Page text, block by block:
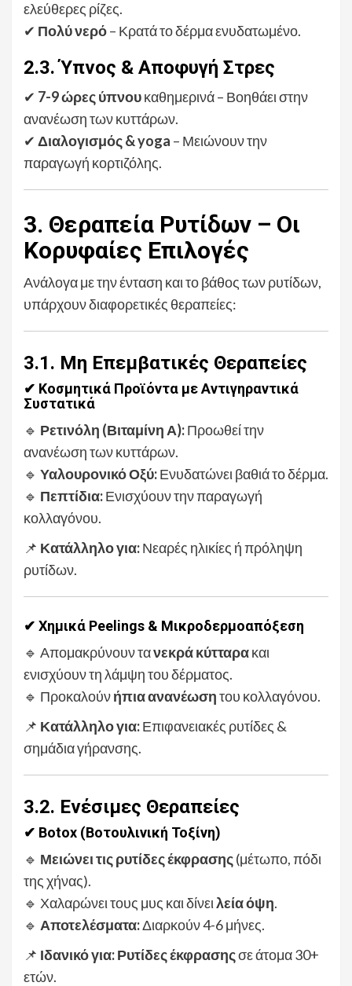
ελεύθερες ρίζες.
✔ Πολύ νερό– Κρατά το δέρμα ενυδατωμένο.
2.3. Ύπνος & Αποφυγή Στρες
✔ 7-9 ώρες ύπνουκαθημερινά – Βοηθάει στην
ανανέωση των κυττάρων.
✔ Διαλογισμός & yoga – Μειώνουν την
παραγωγή κορτιζόλης.
3. Θεραπεία Ρυτίδων – Οι
Κορυφαίες Επιλογές
Ανάλογα με την ένταση και το βάθος των ρυτίδων,
υπάρχουν διαφορετικές θεραπείες:
3.1. Μη Επεμβατικές Θεραπείες
✔ Κοσμητικά Προϊόντα με Αντιγηραντικά
Συστατικά
🔹 Ρετινόλη (Βιταμίνη Α):Προωθεί την
ανανέωση των κυττάρων.
🔹 Υαλουρονικό Οξύ:Ενυδατώνει βαθιά το δέρμα.
🔹 Πεπτίδια:Ενισχύουν την παραγωγή
κολλαγόνου.
📌 Κατάλληλο για:Νεαρές ηλικίες ή πρόληψη
ρυτίδων.
✔ Χημικά Peelings & Μικροδερμοαπόξεση
🔹 Απομακρύνουν τανεκρά κύτταρακαι
ενισχύουν τη λάμψη του δέρματος.
🔹 Προκαλούνήπια ανανέωσητου κολλαγόνου.
📌 Κατάλληλο για:Επιφανειακές ρυτίδες &
σημάδια γήρανσης.
3.2. Ενέσιμες Θεραπείες
✔ Botox (Βοτουλινική Τοξίνη)
🔹 Μειώνει τις ρυτίδες έκφρασης(μέτωπο, πόδι
της χήνας).
🔹 Χαλαρώνει τους μυς και δίνειλεία όψη.
🔹 Αποτελέσματα:Διαρκούν 4-6 μήνες.
📌 Ιδανικό για:Ρυτίδες έκφρασηςσε άτομα 30+
ετών.